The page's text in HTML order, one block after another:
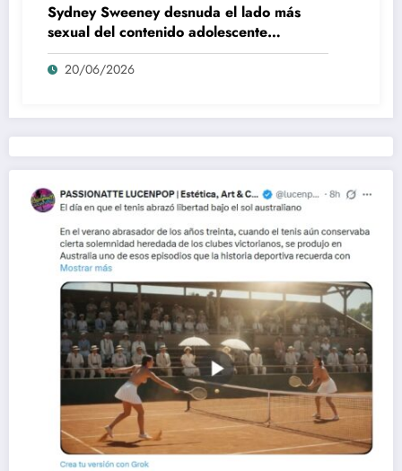
Sydney Sweeney desnuda el lado más
sexual del contenido adolescente
(Euphoria, 2026)
20/06/2026